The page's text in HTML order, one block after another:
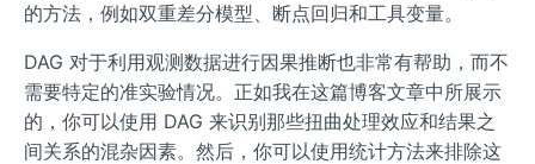
的方法，例如双重差分模型、断点回归和工具变量。
DAG 对于利用观测数据进行因果推断也非常有帮助，而不
需要特定的准实验情况。正如我在这篇博客文章中所展示
的，你可以使用 DAG 来识别那些扭曲处理效应和结果之
间关系的混杂因素。然后，你可以使用统计方法来排除这